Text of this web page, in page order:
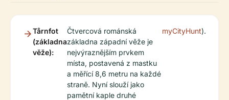
Tårnfot
(základna
věže):
Čtvercová románská
základna západní věže je
nejvýraznějším prvkem
místa, postavená z mastku
a měřící 8,6 metru na každé
straně. Nyní slouží jako
pamětní kaple druhé
myCityHunt).